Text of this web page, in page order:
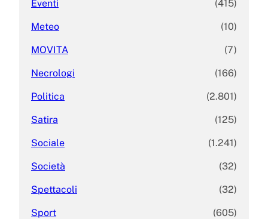
Eventi (415)
Meteo (10)
MOVITA (7)
Necrologi (166)
Politica (2.801)
Satira (125)
Sociale (1.241)
Società (32)
Spettacoli (32)
Sport (605)